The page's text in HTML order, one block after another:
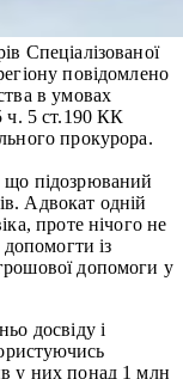
Спеціалізованої
повідомлено
в умовах
ч. 5 ст.190 КК
прокурора.
що підозрюваний
Адвокат одній
проте нічого не
допомогти із
допомоги у
досвіду і
у них понад 1 млн